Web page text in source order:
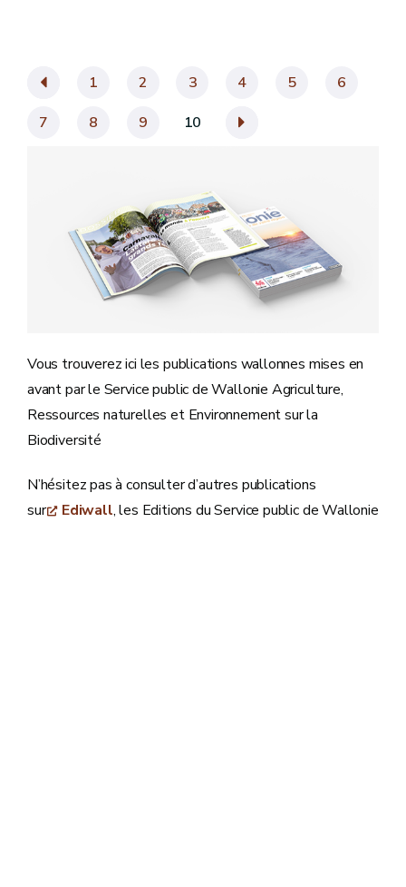
« 1 2 3 4 5
6
7
8 9 10 »
Vous trouverez ici les publications wallonnes mises en
avant par le Service public de Wallonie Agriculture,
Ressources naturelles et Environnement sur la
Biodiversité
N’hésitez pas à consulter d’autres publications
sur
Ediwall, les Editions du Service public de Wallonie